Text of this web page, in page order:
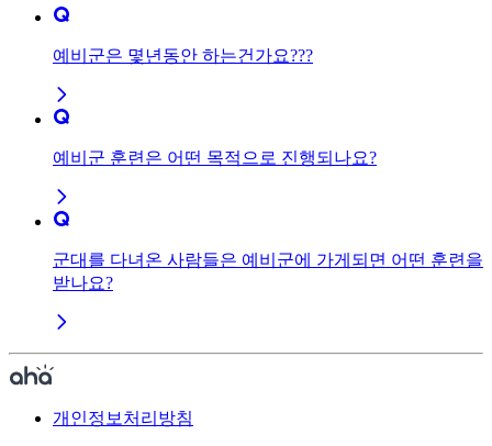
예비군은 몇년동안 하는건가요???
예비군 훈련은 어떤 목적으로 진행되나요?
군대를 다녀온 사람들은 예비군에 가게되면 어떤 훈련을
받나요?
개인정보처리방침